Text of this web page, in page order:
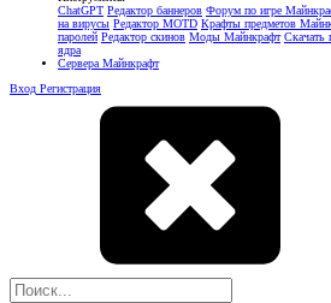
ChatGPT Редактор баннеров Форум по игре
на вирусы Редактор MOTD Крафты предметов
паролей Редактор скинов Моды Майнкрафт Скачать
ядра
Сервера Майнкрафт
Вход Регистрация